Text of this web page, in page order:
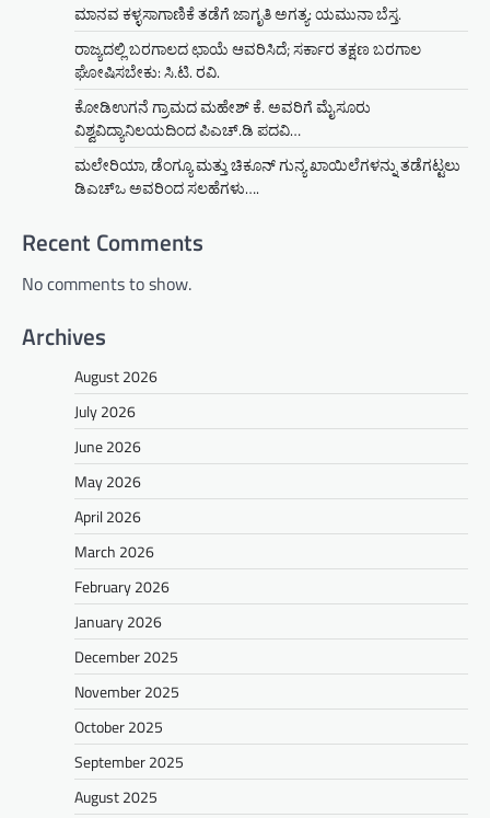
ಮಾನವ ಕಳ್ಳಸಾಗಾಣಿಕೆ ತಡೆಗೆ ಜಾಗೃತಿ ಅಗತ್ಯ: ಯಮುನಾ ಬೆಸ್ತ.
ರಾಜ್ಯದಲ್ಲಿ ಬರಗಾಲದ ಛಾಯೆ ಆವರಿಸಿದೆ; ಸರ್ಕಾರ ತಕ್ಷಣ ಬರಗಾಲ
ಘೋಷಿಸಬೇಕು: ಸಿ.ಟಿ. ರವಿ.
ಕೋಡಿಉಗನೆ ಗ್ರಾಮದ ಮಹೇಶ್ ಕೆ. ಅವರಿಗೆ ಮೈಸೂರು
ವಿಶ್ವವಿದ್ಯಾನಿಲಯದಿಂದ ಪಿಎಚ್.ಡಿ ಪದವಿ…
ಮಲೇರಿಯಾ, ಡೆಂಗ್ಯೂ ಮತ್ತು ಚಿಕೂನ್ ಗುನ್ಯ ಖಾಯಿಲೆಗಳನ್ನು ತಡೆಗಟ್ಟಲು
ಡಿಎಚ್‌ಒ ಅವರಿಂದ ಸಲಹೆಗಳು….
Recent Comments
No comments to show.
Archives
August 2026
July 2026
June 2026
May 2026
April 2026
March 2026
February 2026
January 2026
December 2025
November 2025
October 2025
September 2025
August 2025